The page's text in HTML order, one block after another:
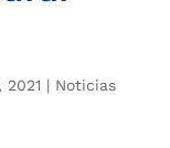
2021 | Noticias